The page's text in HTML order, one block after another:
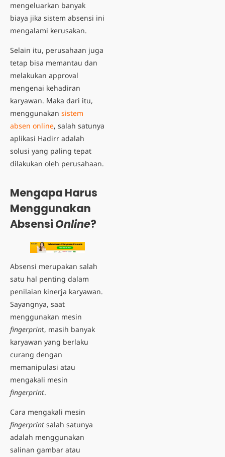
mengeluarkan banyak
biaya jika sistem absensi ini
mengalami kerusakan.
Selain itu, perusahaan juga
tetap bisa memantau dan
melakukan approval
mengenai kehadiran
karyawan. Maka dari itu,
menggunakan sistem
absen online, salah satunya
aplikasi Hadirr adalah
solusi yang paling tepat
dilakukan oleh perusahaan.
Mengapa Harus
Menggunakan
Absensi Online?
Absensi merupakan salah
satu hal penting dalam
penilaian kinerja karyawan.
Sayangnya, saat
menggunakan mesin
fingerprint, masih banyak
karyawan yang berlaku
curang dengan
memanipulasi atau
mengakali mesin
fingerprint.
Cara mengakali mesin
fingerprint salah satunya
adalah menggunakan
salinan gambar atau